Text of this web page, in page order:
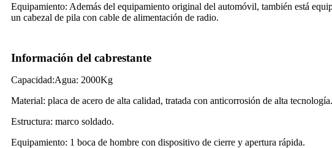
Equipamiento: Además del equipamiento original del automóvil, también está
un cabezal de pila con cable de alimentación de radio.
Información del cabrestante
Capacidad:Agua: 2000Kg
Material: placa de acero de alta calidad, tratada con anticorrosión de alta tecnología.
Estructura: marco soldado.
Equipamiento: 1 boca de hombre con dispositivo de cierre y apertura rápida.